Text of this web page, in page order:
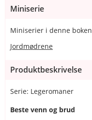
Miniserie
Miniserier i denne boken
Jordmødrene
Produktbeskrivelse
Serie: Legeromaner
Beste venn og brud